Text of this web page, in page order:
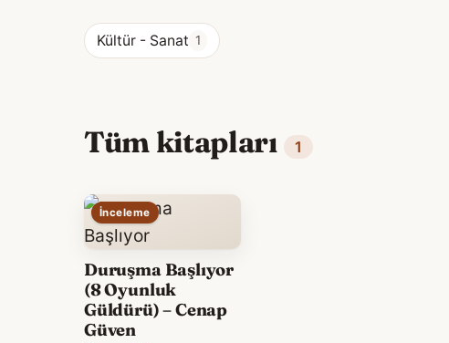
Kültür - Sanat 1
Tüm kitapları 1
İnceleme
Duruşma Başlıyor
(8 Oyunluk
Güldürü) – Cenap
Güven